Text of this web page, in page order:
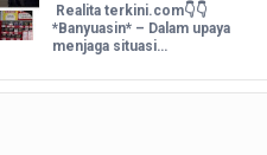
Realita terkini.com👇👇
*Banyuasin* – Dalam upaya
menjaga situasi…